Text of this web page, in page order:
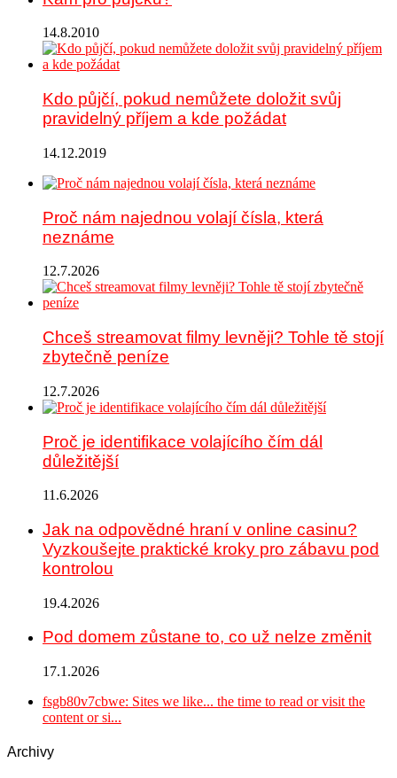
14.8.2010
Kdo půjčí, pokud nemůžete doložit svůj
pravidelný příjem a kde požádat
14.12.2019
Proč nám najednou volají čísla, která
neznáme
12.7.2026
Chceš streamovat filmy levněji? Tohle tě stojí
zbytečně peníze
12.7.2026
Proč je identifikace volajícího čím dál
důležitější
11.6.2026
Jak na odpovědné hraní v online casinu?
Vyzkoušejte praktické kroky pro zábavu pod
kontrolou
19.4.2026
Pod domem zůstane to, co už nelze změnit
17.1.2026
fsgb80v7cbwe: Sites we like... the time to read or visit the
content or si...
Archivy